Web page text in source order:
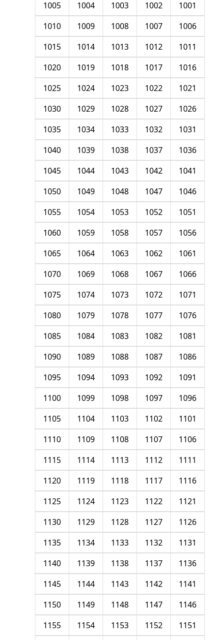
1001
1002
1003
1004
1005
1006
1007
1008
1009
1010
1011
1012
1013
1014
1015
1016
1017
1018
1019
1020
1021
1022
1023
1024
1025
1026
1027
1028
1029
1030
1031
1032
1033
1034
1035
1036
1037
1038
1039
1040
1041
1042
1043
1044
1045
1046
1047
1048
1049
1050
1051
1052
1053
1054
1055
1056
1057
1058
1059
1060
1061
1062
1063
1064
1065
1066
1067
1068
1069
1070
1071
1072
1073
1074
1075
1076
1077
1078
1079
1080
1081
1082
1083
1084
1085
1086
1087
1088
1089
1090
1091
1092
1093
1094
1095
1096
1097
1098
1099
1100
1101
1102
1103
1104
1105
1106
1107
1108
1109
1110
1111
1112
1113
1114
1115
1116
1117
1118
1119
1120
1121
1122
1123
1124
1125
1126
1127
1128
1129
1130
1131
1132
1133
1134
1135
1136
1137
1138
1139
1140
1141
1142
1143
1144
1145
1146
1147
1148
1149
1150
1151
1152
1153
1154
1155